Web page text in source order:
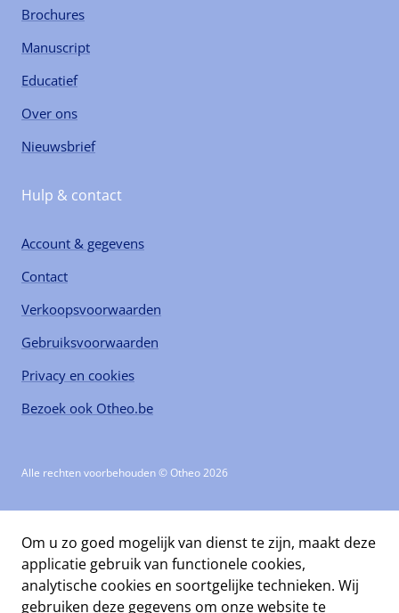
Brochures
Manuscript
Educatief
Over ons
Nieuwsbrief
Hulp & contact
Account & gegevens
Contact
Verkoopsvoorwaarden
Gebruiksvoorwaarden
Privacy en cookies
Bezoek ook Otheo.be
Alle rechten voorbehouden © Otheo 2026
Om u zo goed mogelijk van dienst te zijn, maakt deze
applicatie gebruik van functionele cookies,
analytische cookies en soortgelijke technieken. Wij
gebruiken deze gegevens om onze website te